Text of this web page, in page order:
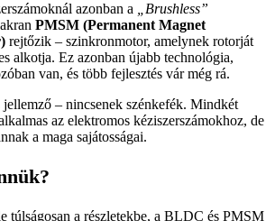
azonban a
„Brushless”
PMSM (Permanent Magnet
rejtőzik – szinkronmotor, amelynek rotorját
alkotja. Ez azonban újabb technológia,
van, és több fejlesztés vár még rá.
– nincsenek szénkefék. Mindkét
az elektromos kéziszerszámokhoz, de
a maga sajátosságai.
túlságosan a részletekbe, a BLDC és PMSM